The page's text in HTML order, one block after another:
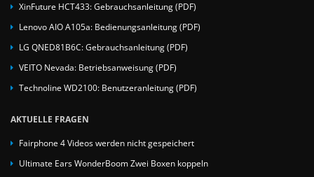
XinFuture HCT433: Gebrauchsanleitung (PDF)
Lenovo AIO A105a: Bedienungsanleitung (PDF)
LG QNED81B6C: Gebrauchsanleitung (PDF)
VEITO Nevada: Betriebsanweisung (PDF)
Technoline WD2100: Benutzeranleitung (PDF)
AKTUELLE FRAGEN
Fairphone 4 Videos werden nicht gespeichert
Ultimate Ears WonderBoom Zwei Boxen koppeln